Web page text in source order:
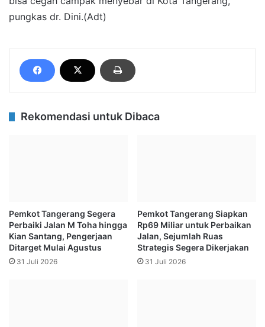
pungkas dr. Dini.(Adt)
Rekomendasi untuk Dibaca
Pemkot Tangerang Segera
Perbaiki Jalan M Toha hingga
Kian Santang, Pengerjaan
Ditarget Mulai Agustus
31 Juli 2026
Pemkot Tangerang Siapkan
Rp69 Miliar untuk Perbaikan
Jalan, Sejumlah Ruas
Strategis Segera Dikerjakan
31 Juli 2026